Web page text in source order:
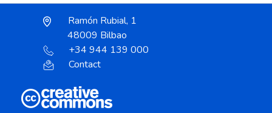
Ramón Rubial, 1
48009 Bilbao
+34 944 139 000
Contact